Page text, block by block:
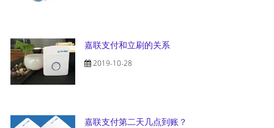
嘉联支付和立刷的关系
2019-10-28
嘉联支付第二天几点到账？